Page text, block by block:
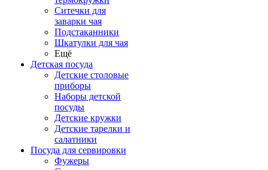
Ситечки для
заварки чая
Подстаканники
Шкатулки для чая
Ещё
Детская посуда
Детские столовые
приборы
Наборы детской
посуды
Детские кружки
Детские тарелки и
салатники
Посуда для сервировки
Фужеры